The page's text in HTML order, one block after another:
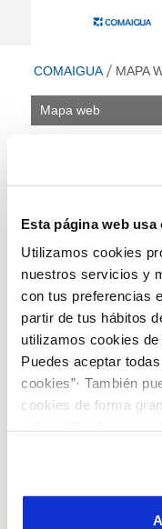
Esta página web usa
Utilizamos cookies
nuestros servicios y
con tus preferencias
partir de tus hábitos
utilizamos cookies
Puedes aceptar
cookies”· También
cookies de forma
son indispensables
por tanto no se
más información en
Mapa web -
COMAIGUA MAPA
Mapa web
RRHH
Información
Contratos y
Relación con la